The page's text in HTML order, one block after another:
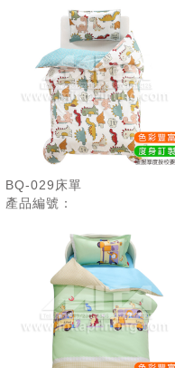
BQ-029床單
產品編號：